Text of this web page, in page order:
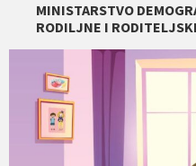
MINISTARSTVO
RODILJNE I